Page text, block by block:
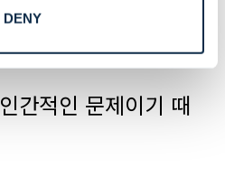
DENY
간적인 문제이기 때